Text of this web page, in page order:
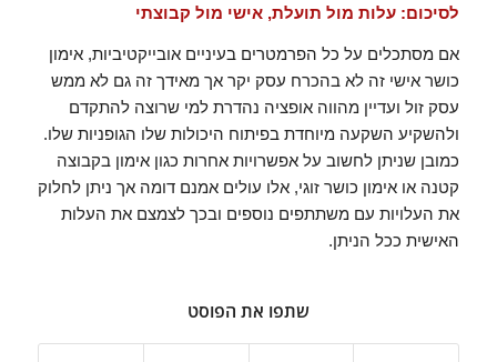
לסיכום: עלות מול תועלת, אישי מול קבוצתי
אם מסתכלים על כל הפרמטרים בעיניים אובייקטיביות, אימון
כושר אישי זה לא בהכרח עסק יקר אך מאידך זה גם לא ממש
עסק זול ועדיין מהווה אופציה נהדרת למי שרוצה להתקדם
ולהשקיע השקעה מיוחדת בפיתוח היכולות שלו הגופניות שלו.
כמובן שניתן לחשוב על אפשרויות אחרות כגון אימון בקבוצה
קטנה או אימון כושר זוגי, אלו עולים אמנם דומה אך ניתן לחלוק
את העלויות עם משתתפים נוספים ובכך לצמצם את העלות
האישית ככל הניתן.
שתפו את הפוסט